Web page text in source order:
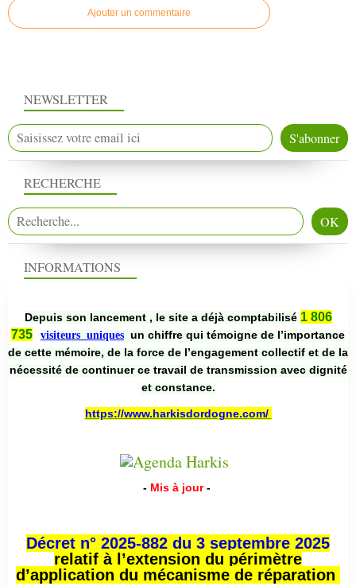
Ajouter un commentaire
NEWSLETTER
RECHERCHE
INFORMATIONS
Depuis son lancement , le site a déjà comptabilisé 1 806
735
visiteurs uniques un chiffre qui témoigne de l’importance
de cette mémoire, de la force de l’engagement collectif et de la
nécessité de continuer ce travail de transmission avec dignité
et constance.
https://www.harkisdordogne.com/
- Mis à jour -
Décret n° 2025-882 du 3 septembre 2025
relatif à l’extension du périmètre
d’application du mécanisme de réparation